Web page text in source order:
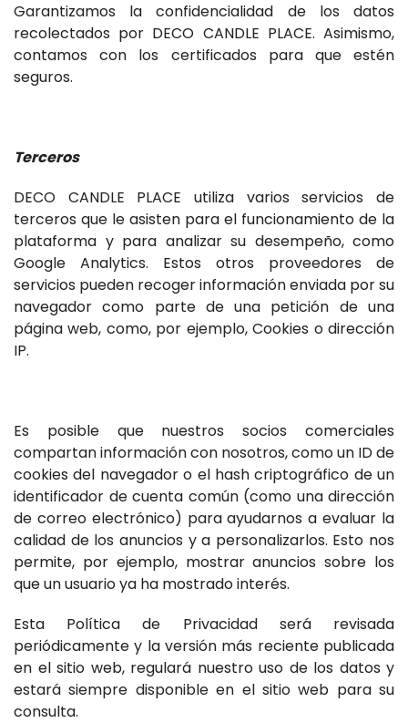
Garantizamos la confidencialidad de los datos
recolectados por DECO CANDLE PLACE. Asimismo,
contamos con los certificados para que estén
seguros.
Terceros
DECO CANDLE PLACE utiliza varios servicios de
terceros que le asisten para el funcionamiento de la
plataforma y para analizar su desempeño, como
Google Analytics. Estos otros proveedores de
servicios pueden recoger información enviada por su
navegador como parte de una petición de una
página web, como, por ejemplo, Cookies o dirección
IP.
Es posible que nuestros socios comerciales
compartan información con nosotros, como un ID de
cookies del navegador o el hash criptográfico de un
identificador de cuenta común (como una dirección
de correo electrónico) para ayudarnos a evaluar la
calidad de los anuncios y a personalizarlos. Esto nos
permite, por ejemplo, mostrar anuncios sobre los
que un usuario ya ha mostrado interés.
Esta Política de Privacidad será revisada
periódicamente y la versión más reciente publicada
en el sitio web, regulará nuestro uso de los datos y
estará siempre disponible en el sitio web para su
consulta.